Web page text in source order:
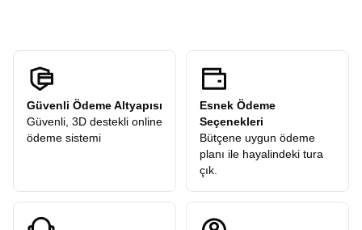
firmasında ekstra adı altında satılan geziler, bizim
programlarımızda genellikle fiyata dahildir veya paket mantığıyla
en optimize şekilde sunulur. Böylece tura çıktığınızda eliniz sürekli
cebinize gitmez, bütçenizi önceden net bir şekilde bilirsiniz. Lüks
otellerde konaklama ve konforlu transferler, ödediğiniz ücretin
karşılığını fazlasıyla almanızı sağlar.
Zamanı kısıtlı olanlar için en ideal süre ve içerik dengesini kurmak
bizim işimiz. Özel olarak planladığımız7 Gün Mısır Turu
noktalarını kapsayacak şekilde dizayn edilmiştir. Ne koşturmaca
içinde nefes nefese kalırsınız ne de boş zamanla sıkılırsınız. Her
Güvenli Ödeme Altyapısı
Güvenli, 3D destekli online
ödeme sistemi
Esnek Ödeme
Seçenekleri
Bütçene uygun ödeme
planı ile hayalindeki tura
çık.